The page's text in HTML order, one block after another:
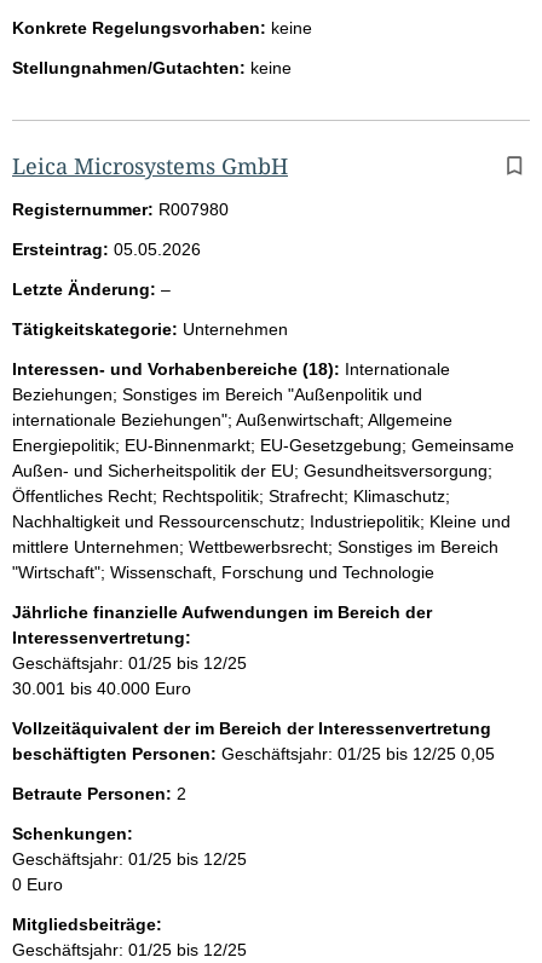
Konkrete Regelungsvorhaben: keine
Stellungnahmen/Gutachten: keine
Leica Microsystems GmbH
Registernummer: R007980
Ersteintrag: 05.05.2026
Letzte Änderung: –l
e
r
Tätigkeitskategorie: Unternehmen
Interessen- und Vorhabenbereiche (18): Internationale
Beziehungen; Sonstiges im Bereich "Außenpolitik und
internationale Beziehungen"; Außenwirtschaft; Allgemeine
Energiepolitik; EU-Binnenmarkt; EU-Gesetzgebung; Gemeinsame
Außen- und Sicherheitspolitik der EU; Gesundheitsversorgung;
Öffentliches Recht; Rechtspolitik; Strafrecht; Klimaschutz;
Nachhaltigkeit und Ressourcenschutz; Industriepolitik; Kleine und
mittlere Unternehmen; Wettbewerbsrecht; Sonstiges im Bereich
"Wirtschaft"; Wissenschaft, Forschung und Technologie
Jährliche finanzielle Aufwendungen im Bereich der
Interessenvertretung:
Geschäftsjahr: 01/25 bis 12/25
30.001 bis 40.000 Euro
Vollzeitäquivalent der im Bereich der Interessenvertretung
beschäftigten Personen: Geschäftsjahr: 01/25 bis 12/25 0,05
Betraute Personen: 2
Schenkungen:
Geschäftsjahr: 01/25 bis 12/25
0 Euro
Mitgliedsbeiträge:
Geschäftsjahr: 01/25 bis 12/25